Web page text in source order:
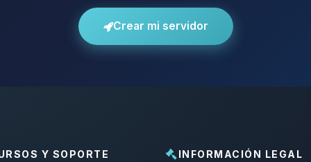
Crear mi servidor
Y SOPORTE INFORMACIÓN LEGAL